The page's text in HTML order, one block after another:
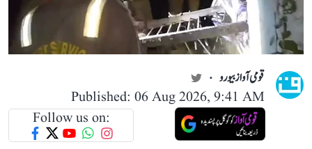
قومی آواز بیورو
Published: 06 Aug 2026, 9:41 AM
Follow us on: